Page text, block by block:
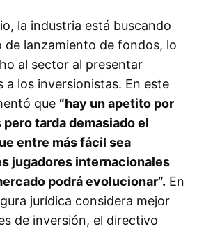
la industria está buscando
de lanzamiento de fondos, lo
al sector al presentar
a los inversionistas. En este
que “hay un apetito por
tarda demasiado el
entre más fácil sea
jugadores internacionales
podrá evolucionar”. En
jurídica considera mejor
de inversión, el directivo